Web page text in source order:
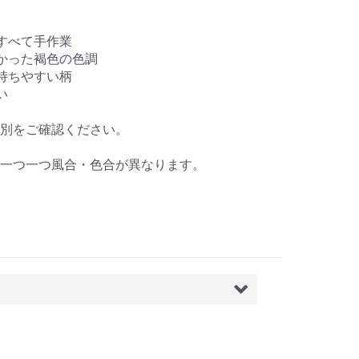
べて手作業
た褐色の色調
ちやすい柄
をご確認ください。
つ一つ風合・色合が異なります。